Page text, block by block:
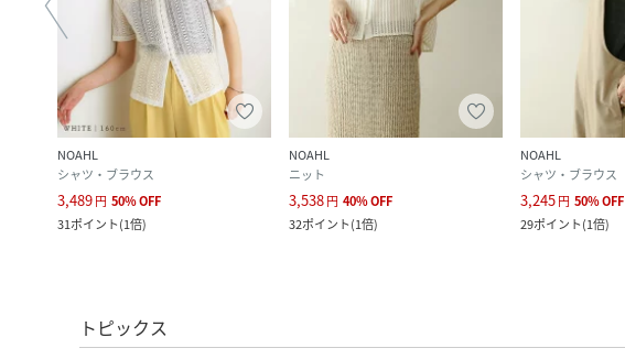
NOAHL
シャツ・ブラウス
3,489円 50%OFF
31ポイント(1倍)
NOAHL
ニット
3,538円 40%OFF
32ポイント(1倍)
NOAHL
シャツ・ブラウス
3,245円 50%OFF
29ポイント(1倍)
トピックス